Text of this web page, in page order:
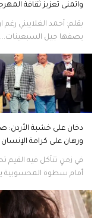
واتمنى تعزيز ثقافة
بقلم: أحمد الغلاييني رغم
يصفها جيل السبعينات...
دخان على خشبة الأردن:
ورهان على كرامة الإنسان
في زمنٍ تتآكل فيه القيم
أمام سطوة